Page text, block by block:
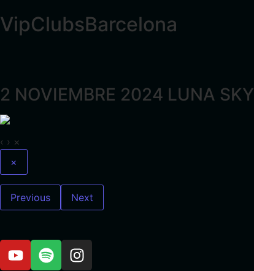
VipClubsBarcelona
2 NOVIEMBRE 2024 LUNA SKY
‹ › ×
×
Previous Next